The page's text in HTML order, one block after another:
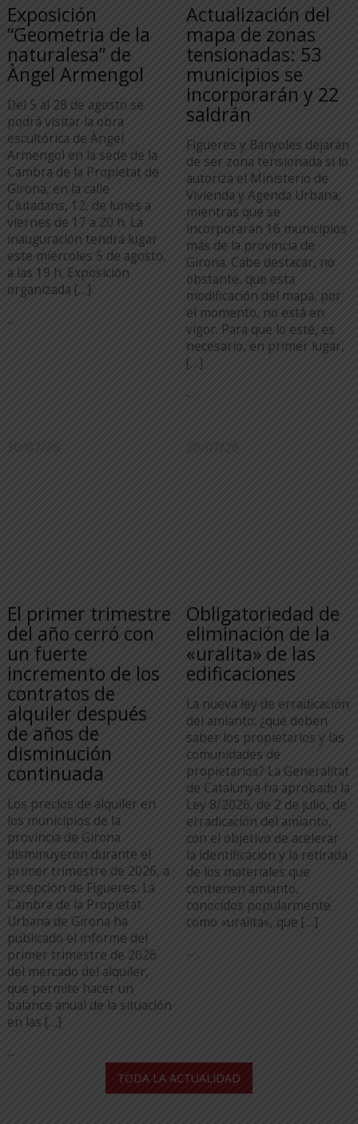
Exposición
“Geometria de la
naturalesa” de
Àngel Armengol
Del 5 al 28 de agosto se
podrá visitar la obra
escultórica de Àngel
Armengol en la sede de la
Cambra de la Propietat de
Girona, en la calle
Ciutadans, 12, de lunes a
viernes de 17 a 20 h. La
inauguración tendrá lugar
este miércoles 5 de agosto,
a las 19 h. Exposición
organizada […]
...
Actualización del
mapa de zonas
tensionadas: 53
municipios se
incorporarán y 22
saldrán
Figueres y Banyoles dejarán
de ser zona tensionada si lo
autoriza el Ministerio de
Vivienda y Agenda Urbana,
mientras que se
incorporarán 16 municipios
más de la provincia de
Girona. Cabe destacar, no
obstante, que esta
modificación del mapa, por
el momento, no está en
vigor. Para que lo esté, es
necesario, en primer lugar,
[…]
...
30/07/26
El primer trimestre
del año cerró con
un fuerte
incremento de los
contratos de
alquiler después
de años de
disminución
continuada
Los precios de alquiler en
los municipios de la
provincia de Girona
disminuyeron durante el
primer trimestre de 2026, a
excepción de Figueres. La
Cambra de la Propietat
Urbana de Girona ha
publicado el informe del
primer trimestre de 2026
del mercado del alquiler,
que permite hacer un
balance anual de la situación
en las […]
...
20/07/26
Obligatoriedad de
eliminación de la
«uralita» de las
edificaciones
La nueva ley de erradicación
del amianto: ¿qué deben
saber los propietarios y las
comunidades de
propietarios? La Generalitat
de Catalunya ha aprobado la
Ley 8/2026, de 2 de julio, de
erradicación del amianto,
con el objetivo de acelerar
la identificación y la retirada
de los materiales que
contienen amianto,
conocidos popularmente
como «uralita», que […]
...
TODA LA ACTUALIDAD